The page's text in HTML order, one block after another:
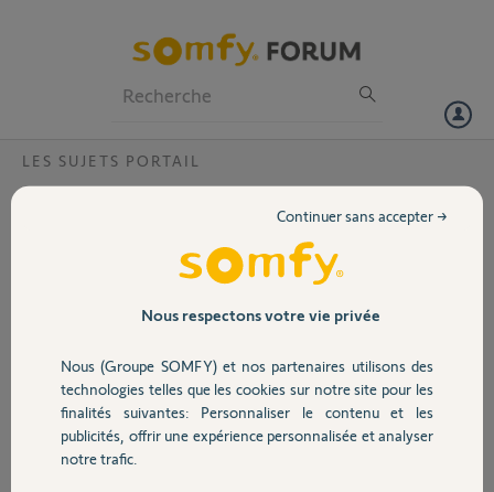
Volet
Sécurité
Domotique
LES SUJETS PORTAIL
Erreur : ref lors de la programmation d'une
Je possède un moteur : Elixio 500 3s io ainsi que 3 télécommandes :
KEYGO io 1w et un clavier : KEYPAD METAL io 1w.
Hier soir, pour une raison inconnue, en rentrant chez moi, impossible
d'ouvrir le portail ni avec aucune télécommande ni avec le clavier
situé à l'extérieur.
J'ai réinitialisé les radios en restant appuyé sur le bouton : PROG
pendant 7s.
Nous respectons votre vie privée
Nous (Groupe SOMFY) et nos partenaires utilisons des
technologies telles que les cookies sur notre site pour les
finalités suivantes: Personnaliser le contenu et les
publicités, offrir une expérience personnalisée et analyser
notre trafic.
Continuer sans accepter →